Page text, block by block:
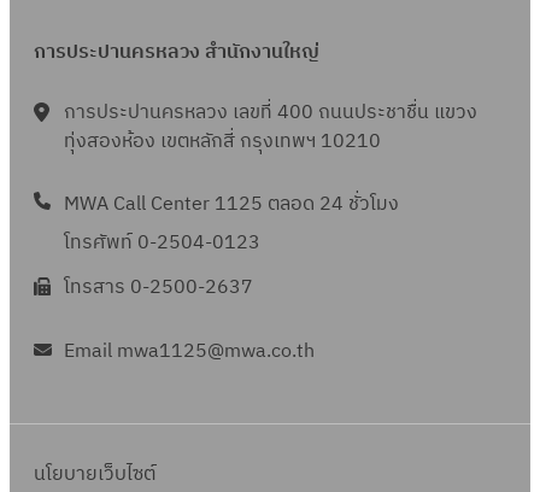
การประปานครหลวง สำนักงานใหญ่
การประปานครหลวง เลขที่ 400 ถนนประชาชื่น แขวง
ทุ่งสองห้อง เขตหลักสี่ กรุงเทพฯ 10210
MWA Call Center 1125 ตลอด 24 ชั่วโมง
โทรศัพท์ 0-2504-0123
โทรสาร 0-2500-2637
Email mwa1125@mwa.co.th
นโยบายเว็บไซต์